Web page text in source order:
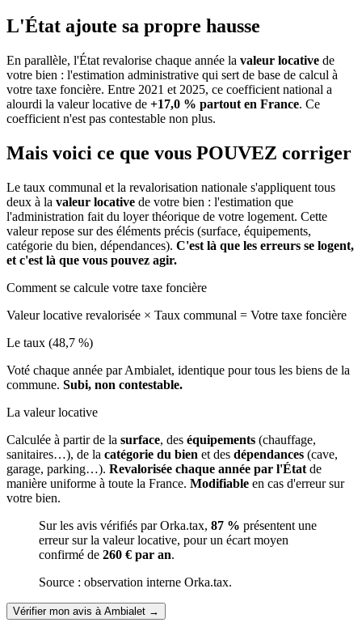
L'État ajoute sa propre hausse
En parallèle, l'État revalorise chaque année la valeur locative de
votre bien : l'estimation administrative qui sert de base de calcul à
votre taxe foncière. Entre 2021 et 2025, ce coefficient national a
alourdi la valeur locative de +17,0 % partout en France. Ce
coefficient n'est pas contestable non plus.
Mais voici ce que vous POUVEZ corriger
Le taux communal et la revalorisation nationale s'appliquent tous
deux à la valeur locative de votre bien : l'estimation que
l'administration fait du loyer théorique de votre logement. Cette
valeur repose sur des éléments précis (surface, équipements,
catégorie du bien, dépendances). C'est là que les erreurs se logent,
et c'est là que vous pouvez agir.
Comment se calcule votre taxe foncière
Valeur locative revalorisée × Taux communal = Votre taxe foncière
Le taux (48,7 %)
Voté chaque année par Ambialet, identique pour tous les biens de la
commune. Subi, non contestable.
La valeur locative
Calculée à partir de la surface, des équipements (chauffage,
sanitaires…), de la catégorie du bien et des dépendances (cave,
garage, parking…). Revalorisée chaque année par l'État de
manière uniforme à toute la France. Modifiable en cas d'erreur sur
votre bien.
Sur les avis vérifiés par Orka.tax, 87 % présentent une
erreur sur la valeur locative, pour un écart moyen
confirmé de 260 € par an.
Source : observation interne Orka.tax.
Vérifier mon avis à Ambialet →